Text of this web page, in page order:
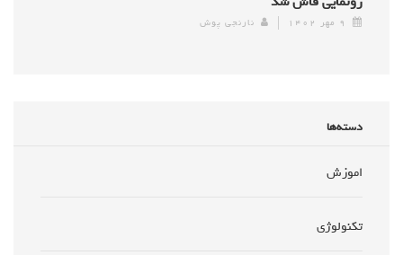
۹ مهر ۱۴۰۲ نارنجی پوش
دسته‌ها
اموزش
تکنولوژی